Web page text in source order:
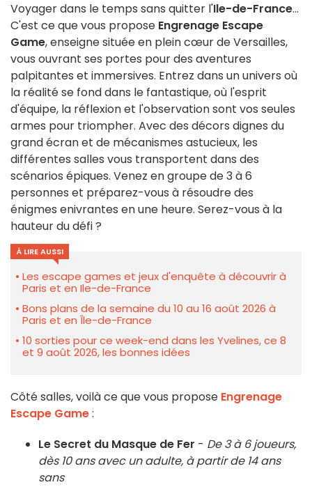
Voyager dans le temps sans quitter l'Ile-de-France...
C'est ce que vous propose Engrenage Escape
Game, enseigne située en plein cœur de Versailles,
vous ouvrant ses portes pour des aventures
palpitantes et immersives. Entrez dans un univers où
la réalité se fond dans le fantastique, où l'esprit
d'équipe, la réflexion et l'observation sont vos seules
armes pour triompher. Avec des décors dignes du
grand écran et de mécanismes astucieux, les
différentes salles vous transportent dans des
scénarios épiques. Venez en groupe de 3 à 6
personnes et préparez-vous à résoudre des
énigmes enivrantes en une heure. Serez-vous à la
hauteur du défi ?
À LIRE AUSSI
Les escape games et jeux d'enquête à découvrir à
Paris et en Ile-de-France
Bons plans de la semaine du 10 au 16 août 2026 à
Paris et en Île-de-France
10 sorties pour ce week-end dans les Yvelines, ce 8
et 9 août 2026, les bonnes idées
Côté salles, voilà ce que vous propose Engrenage
Escape Game:
Le Secret du Masque de Fer - De 3 à 6 joueurs,
dès 10 ans avec un adulte, à partir de 14 ans
sans